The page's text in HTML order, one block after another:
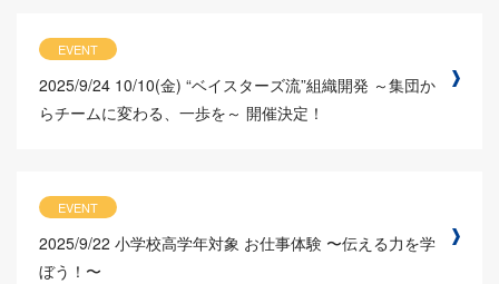
EVENT
2025/9/24 10/10(金) “ベイスターズ流”組織開発 ～集団か
らチームに変わる、一歩を～ 開催決定！
EVENT
2025/9/22 小学校高学年対象 お仕事体験 〜伝える力を学
ぼう！〜